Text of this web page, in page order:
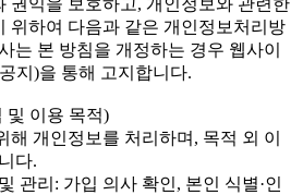
권익을 보호하고, 개인정보와 관련한
위하여 다음과 같은 개인정보처리방
는 본 방침을 개정하는 경우 웹사이
지)을 통해 고지합니다.
및 이용 목적)
해 개인정보를 처리하며, 목적 외 이
다.
관리: 가입 의사 확인, 본인 식별·인